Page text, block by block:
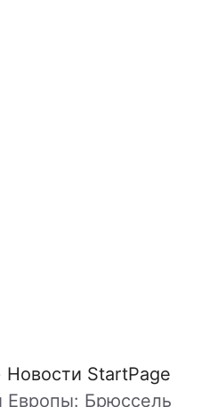
Новости StartPage
Европы: Брюссель